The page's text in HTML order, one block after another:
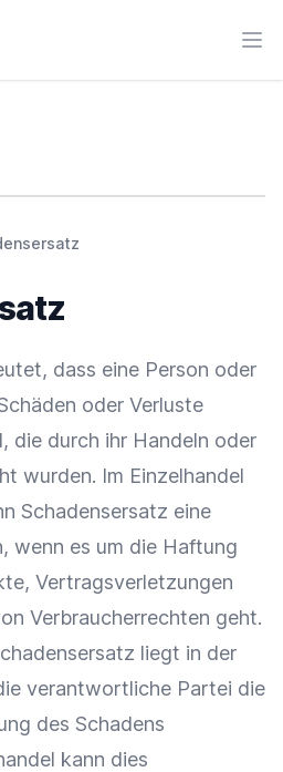
dass eine Person oder
oder Verluste
die durch ihr Handeln oder
wurden. Im Einzelhandel
Schadensersatz eine
wenn es um die Haftung
Vertragsverletzungen
Verbraucherrechten geht.
liegt in der
verantwortliche Partei die
des Schadens
kann dies